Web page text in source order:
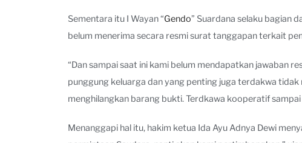
Sementara itu I Wayan “Gendo” Suardana selaku bagian
belum menerima secara resmi surat tanggapan terkait
“Dan sampai saat ini kami belum mendapatkan jawaban
punggung keluarga dan yang penting juga terdakwa
menghilangkan barang bukti. Terdkawa kooperatif sampai
Menanggapi hal itu, hakim ketua Ida Ayu Adnya Dewi